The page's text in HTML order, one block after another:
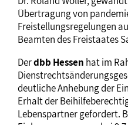
Übertragung von
Freistellungsregelungen
Beamten des Freistaates
Derdbb Hessen hat im
deutliche Anhebung der
Erhalt der
Lebenspartner gefordert.